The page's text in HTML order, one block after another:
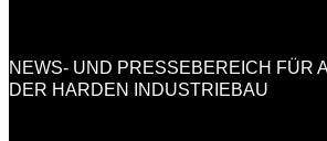
NEWS- UND PRESSEBEREICH FÜR
DER HARDEN INDUSTRIEBAU